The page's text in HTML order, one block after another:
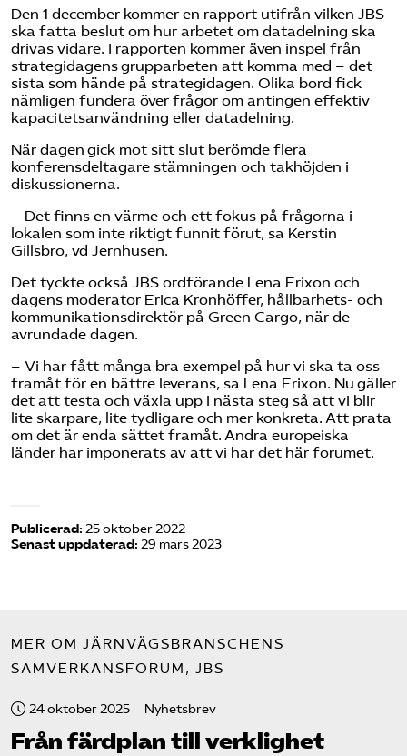
Den 1 december kommer en rapport utifrån vilken JBS
ska fatta beslut om hur arbetet om datadelning ska
drivas vidare. I rapporten kommer även inspel från
strategidagens grupparbeten att komma med – det
sista som hände på strategidagen. Olika bord fick
nämligen fundera över frågor om antingen effektiv
kapacitetsanvändning eller datadelning.
När dagen gick mot sitt slut berömde flera
konferensdeltagare stämningen och takhöjden i
diskussionerna.
– Det finns en värme och ett fokus på frågorna i
lokalen som inte riktigt funnit förut, sa Kerstin
Gillsbro, vd Jernhusen.
Det tyckte också JBS ordförande Lena Erixon och
dagens moderator Erica Kronhöffer, hållbarhets- och
kommunikationsdirektör på Green Cargo, när de
avrundade dagen.
– Vi har fått många bra exempel på hur vi ska ta oss
framåt för en bättre leverans, sa Lena Erixon. Nu gäller
det att testa och växla upp i nästa steg så att vi blir
lite skarpare, lite tydligare och mer konkreta. Att prata
om det är enda sättet framåt. Andra europeiska
länder har imponerats av att vi har det här forumet.
Publicerad: 25 oktober 2022
Senast uppdaterad: 29 mars 2023
MER OM JÄRNVÄGSBRANSCHENS
SAMVERKANSFORUM, JBS
24 oktober 2025 Nyhetsbrev
Från färdplan till verklighet